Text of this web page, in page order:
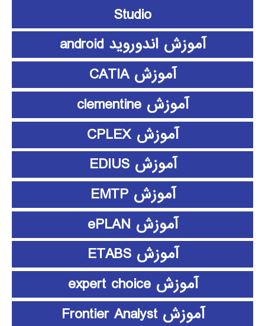
Studio
آموزش اندوروید android
آموزش CATIA
آموزش clementine
آموزش CPLEX
آموزش EDIUS
آموزش EMTP
آموزش ePLAN
آموزش ETABS
آموزش expert choice
آموزش Frontier Analyst